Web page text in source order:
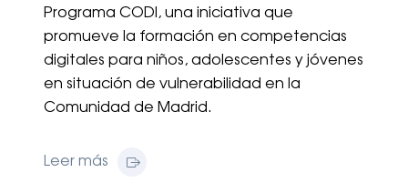
Programa CODI, una iniciativa que
promueve la formación en competencias
digitales para niños, adolescentes y jóvenes
en situación de vulnerabilidad en la
Comunidad de Madrid.
Leer más